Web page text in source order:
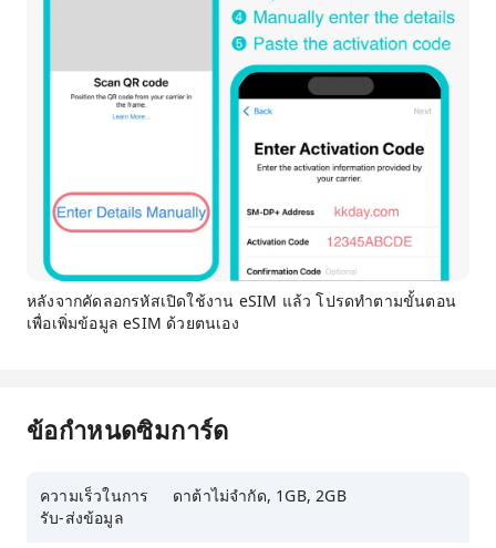
หลังจากคัดลอกรหัสเปิดใช้งาน eSIM แล้ว โปรดทำตามขั้นตอน
เพื่อเพิ่มข้อมูล eSIM ด้วยตนเอง
ข้อกำหนดซิมการ์ด
ความเร็วในการ
รับ-ส่งข้อมูล
ดาต้าไม่จำกัด, 1GB, 2GB